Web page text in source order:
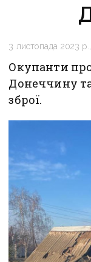
3 листопада 2023
Окупанти
Донеччину
зброї.